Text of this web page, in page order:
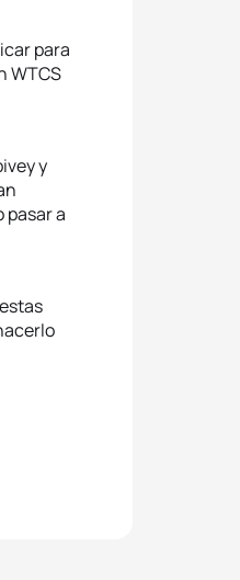
para
WTCS
y
pasar a